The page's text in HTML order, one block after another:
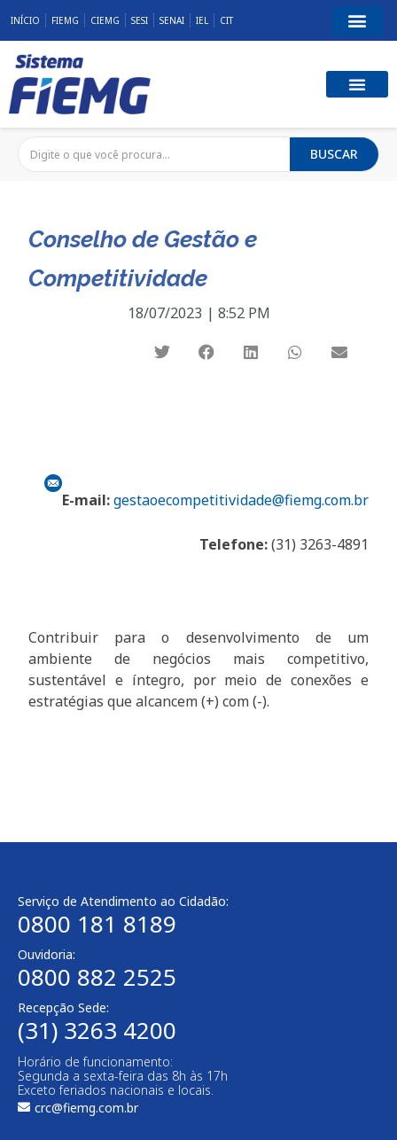
INÍCIO FIEMG CIEMG SESI SENAI IEL CIT
BUSCAR
Conselho de Gestão e
Competitividade
18/07/2023 | 8:52 PM
E-mail:gestaoecompetitividade@fiemg.com.br
Telefone:(31) 3263-4891
Contribuir para o desenvolvimento de um
ambiente de negócios mais competitivo,
sustentável e íntegro, por meio de conexões e
estratégias que alcancem (+) com (-).
Serviço de Atendimento ao Cidadão:
0800 181 8189
Ouvidoria:
0800 882 2525​
Recepção Sede:
(31) 3263 4200
Horário de funcionamento:
Segunda a sexta-feira das 8h às 17h
Exceto feriados nacionais e locais.
crc@fiemg.com.br